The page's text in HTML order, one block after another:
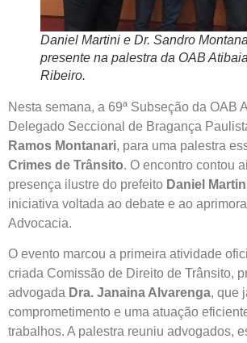
Daniel Martini e Dr. Sandro
presente na palestra da OAB
Ribeiro.
Nesta semana, a 69ª Subseção da OAB
Delegado Seccional de Bragança
Ramos Montanari, para uma palestra
Crimes de Trânsito. O encontro contou
presença ilustre do prefeito Daniel
iniciativa voltada ao debate e ao
Advocacia.
O evento marcou a primeira atividade
criada Comissão de Direito de Trânsito,
advogada Dra. Janaina Alvarenga, que
comprometimento e uma atuação
trabalhos. A palestra reuniu advogados,